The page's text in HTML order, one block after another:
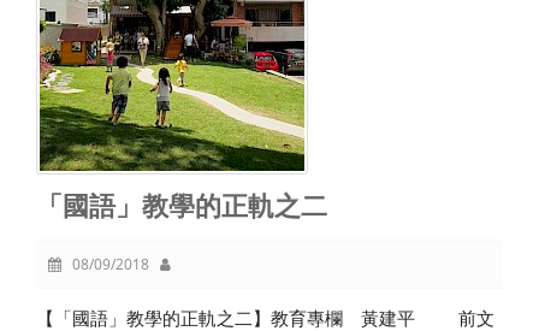
「國語」教學的正軌之二
08/09/2018
【「國語」教學的正軌之二】教育專欄 黃建平 前文